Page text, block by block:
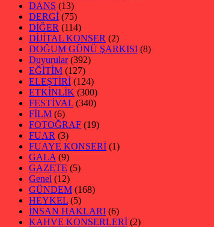
DANS (13)
DERGİ (75)
DİĞER (114)
DİJİTAL KONSER (2)
DOĞUM GÜNÜ ŞARKISI (8)
Duyurular(392)
EĞİTİM (127)
ELEŞTİRİ (124)
ETKİNLİK (300)
FESTİVAL (340)
FİLM (6)
FOTOĞRAF (19)
FUAR (3)
FUAYE KONSERİ (1)
GALA (9)
GAZETE (5)
Genel (12)
GÜNDEM (168)
HEYKEL (5)
İNSAN HAKLARI (6)
KAHVE KONSERLERİ (2)